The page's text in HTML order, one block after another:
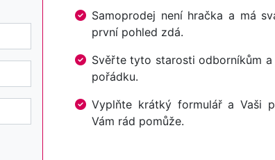
Samoprodej není hračka a má
první pohled zdá.
Svěřte tyto starosti odborníkům
pořádku.
Vyplňte krátký formulář a Vaši
Vám rád pomůže.